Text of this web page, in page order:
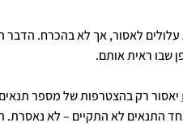
לאסור, אך לא בהכרח. הדבר
שבו ראית אותם.
יאסור רק בהצטרפות של מספר
התנאים לא התקיים – לא נאסרת.